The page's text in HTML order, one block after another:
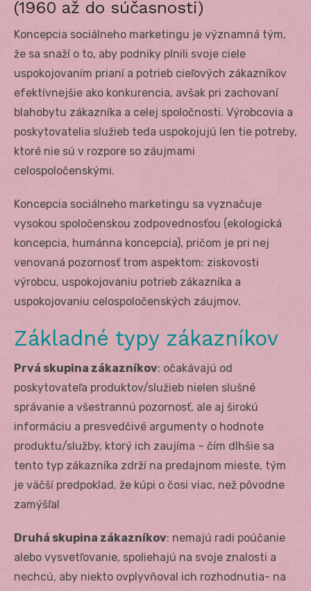
(1960 až do súčasnosti)
Koncepcia sociálneho marketingu je významná tým,
že sa snaží o to, aby podniky plnili svoje ciele
uspokojovaním prianí a potrieb cieľových zákazníkov
efektívnejšie ako konkurencia, avšak pri zachovaní
blahobytu zákazníka a celej spoločnosti. Výrobcovia a
poskytovatelia služieb teda uspokojujú len tie potreby,
ktoré nie sú v rozpore so záujmami
celospoločenskými.
Koncepcia sociálneho marketingu sa vyznačuje
vysokou spoločenskou zodpovednosťou (ekologická
koncepcia, humánna koncepcia), pričom je pri nej
venovaná pozornosť trom aspektom: ziskovosti
výrobcu, uspokojovaniu potrieb zákazníka a
uspokojovaniu celospoločenských záujmov.
Základné typy zákazníkov
Prvá skupina zákazníkov: očakávajú od
poskytovateľa produktov/služieb nielen slušné
správanie a všestrannú pozornosť, ale aj širokú
informáciu a presvedčivé argumenty o hodnote
produktu/služby, ktorý ich zaujíma – čím dlhšie sa
tento typ zákazníka zdrží na predajnom mieste, tým
je väčší predpoklad, že kúpi o čosi viac, než pôvodne
zamýšľal
Druhá skupina zákazníkov: nemajú radi poúčanie
alebo vysvetľovanie, spoliehajú na svoje znalosti a
nechcú, aby niekto ovplyvňoval ich rozhodnutia- na